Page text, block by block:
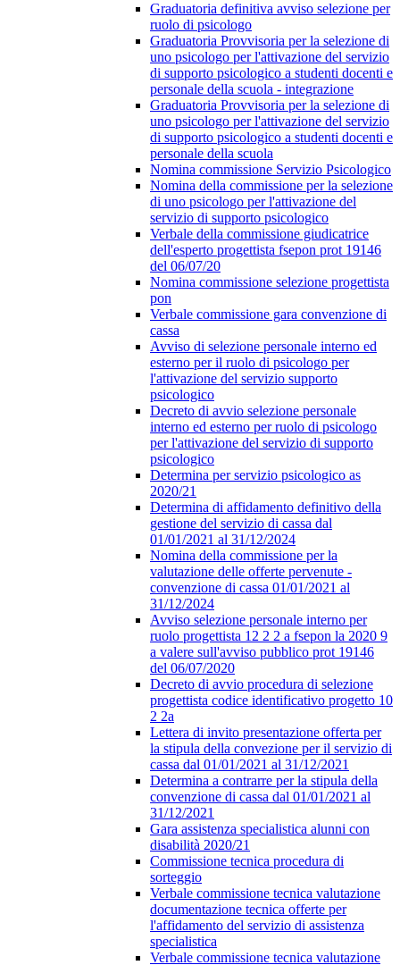
Graduatoria definitiva avviso selezione per
ruolo di psicologo
Graduatoria Provvisoria per la selezione di
uno psicologo per l'attivazione del servizio
di supporto psicologico a studenti docenti e
personale della scuola - integrazione
Graduatoria Provvisoria per la selezione di
uno psicologo per l'attivazione del servizio
di supporto psicologico a studenti docenti e
personale della scuola
Nomina commissione Servizio Psicologico
Nomina della commissione per la selezione
di uno psicologo per l'attivazione del
servizio di supporto psicologico
Verbale della commissione giudicatrice
dell'esperto progettista fsepon prot 19146
del 06/07/20
Nomina commissione selezione progettista
pon
Verbale commissione gara convenzione di
cassa
Avviso di selezione personale interno ed
esterno per il ruolo di psicologo per
l'attivazione del servizio supporto
psicologico
Decreto di avvio selezione personale
interno ed esterno per ruolo di psicologo
per l'attivazione del servizio di supporto
psicologico
Determina per servizio psicologico as
2020/21
Determina di affidamento definitivo della
gestione del servizio di cassa dal
01/01/2021 al 31/12/2024
Nomina della commissione per la
valutazione delle offerte pervenute -
convenzione di cassa 01/01/2021 al
31/12/2024
Avviso selezione personale interno per
ruolo progettista 12 2 2 a fsepon la 2020 9
a valere sull'avviso pubblico prot 19146
del 06/07/2020
Decreto di avvio procedura di selezione
progettista codice identificativo progetto 10
2 2a
Lettera di invito presentazione offerta per
la stipula della convezione per il servizio di
cassa dal 01/01/2021 al 31/12/2021
Determina a contrarre per la stipula della
convenzione di cassa dal 01/01/2021 al
31/12/2021
Gara assistenza specialistica alunni con
disabilità 2020/21
Commissione tecnica procedura di
sorteggio
Verbale commissione tecnica valutazione
documentazione tecnica offerte per
l'affidamento del servizio di assistenza
specialistica
Verbale commissione tecnica valutazione